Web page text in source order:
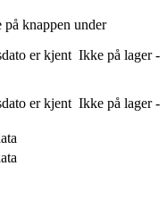
knappen under
er kjent Ikke på lager -
er kjent Ikke på lager -